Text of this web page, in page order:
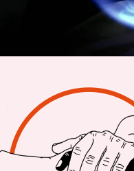
Von
Es war
zum